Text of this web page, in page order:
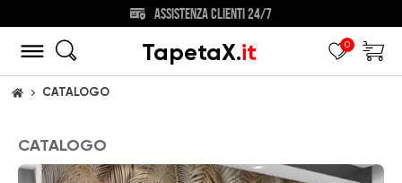
SCONTO DEL 40% SU OGNI ORDINE!
TapetaX.it 0
CASA CATALOGO
CATALOGO